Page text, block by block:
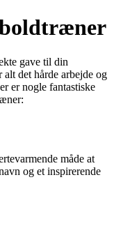
gave til din
det hårde arbejde og
er nogle fantastiske
måde at
og et inspirerende